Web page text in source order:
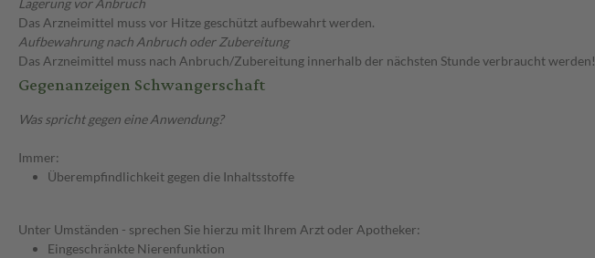
Lagerung vor Anbruch
Das Arzneimittel muss vor Hitze geschützt aufbewahrt werden.
Aufbewahrung nach Anbruch oder Zubereitung
Das Arzneimittel muss nach Anbruch/Zubereitung innerhalb der nächsten Stunde verbraucht werden!
Gegenanzeigen Schwangerschaft
Was spricht gegen eine Anwendung?
Immer:
Überempfindlichkeit gegen die Inhaltsstoffe
Unter Umständen - sprechen Sie hierzu mit Ihrem Arzt oder Apotheker:
Eingeschränkte Nierenfunktion